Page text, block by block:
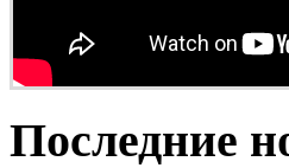
Последние